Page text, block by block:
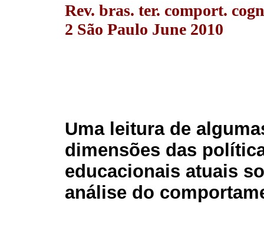
Rev. bras. ter. comport.
2 São Paulo June 2010
Uma leitura de
dimensões das
educacionais atuais
análise do